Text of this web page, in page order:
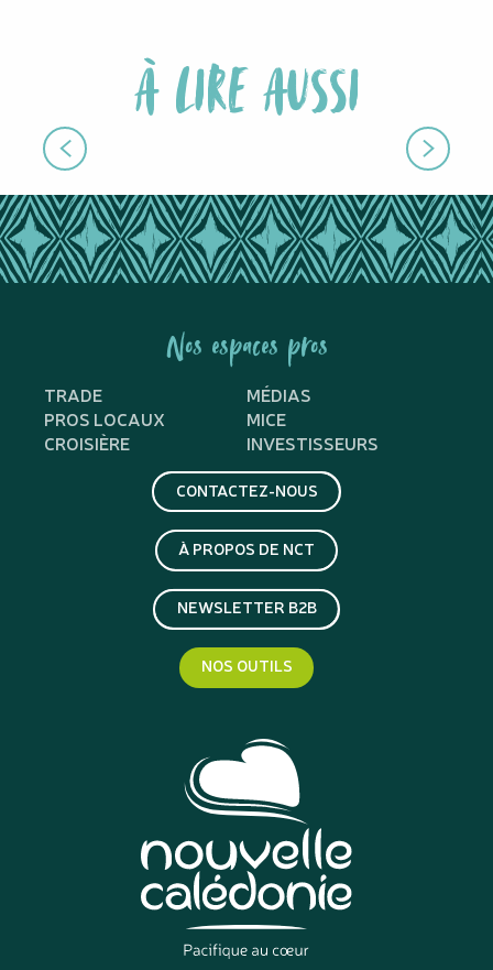
À LIRE AUSSI
Nos espaces pros
TRADE
MÉDIAS
PROS LOCAUX
MICE
CROISIÈRE
INVESTISSEURS
CONTACTEZ-NOUS
À PROPOS DE NCT
NEWSLETTER B2B
NOS OUTILS